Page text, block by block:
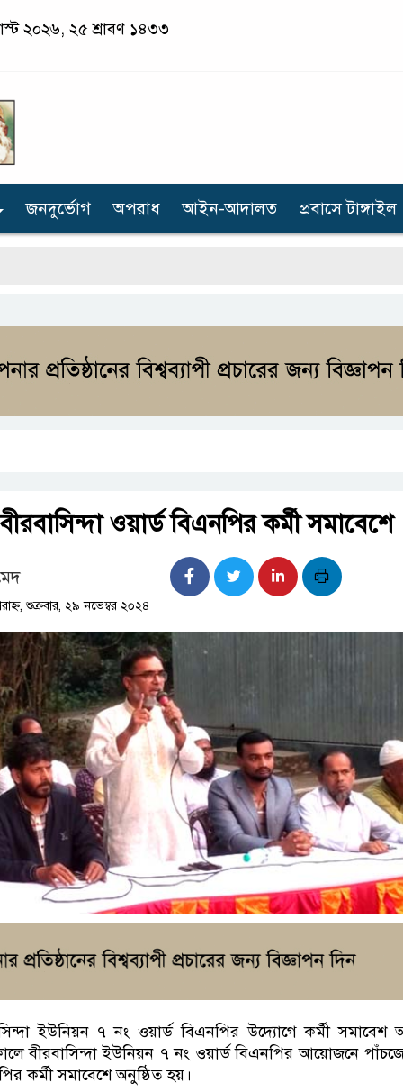
২০২৬, ২৫ শ্রাবণ ১৪৩৩
জনদুর্ভোগ অপরাধ আইন-আদালত প্রবাসে টাঙ্গাইল
ওয়ার্ড বিএনপির কর্মী সমাবেশে
শুক্রবার, ২৯ নভেম্বর ২০২৪
ইউনিয়ন ৭ নং ওয়ার্ড বিএনপির উদ্যোগে কর্মী সমাবেশ
বীরবাসিন্দা ইউনিয়ন ৭ নং ওয়ার্ড বিএনপির আয়োজনে
কর্মী সমাবেশে অনুষ্ঠিত হয়।